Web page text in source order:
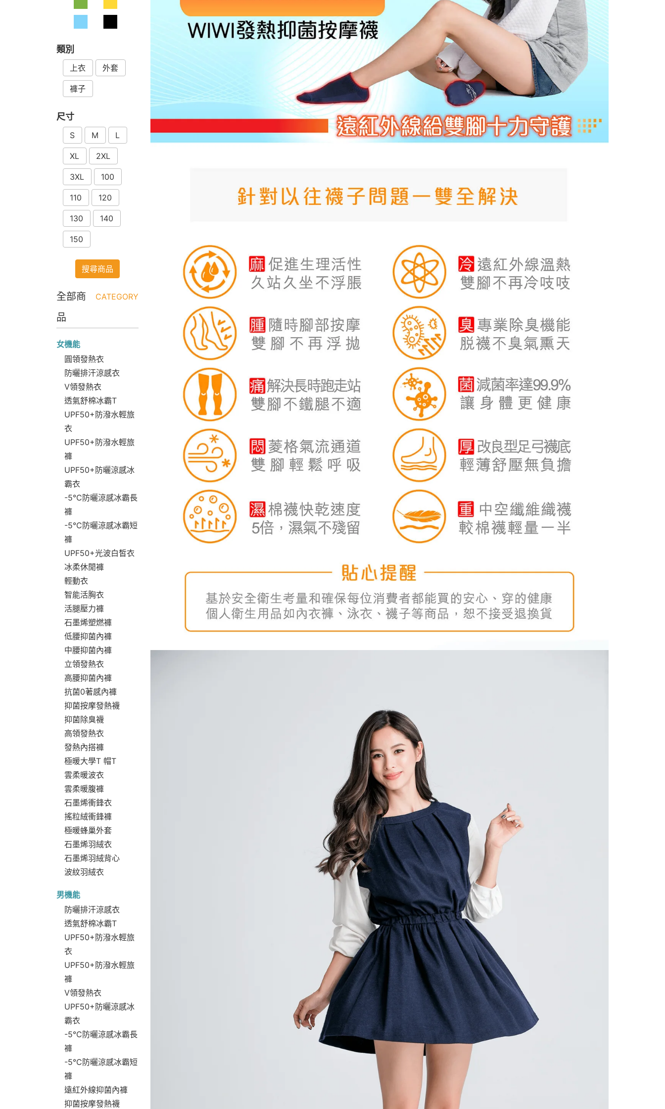
類別
上衣 外套
褲子
尺寸
S M L
XL 2XL
3XL 100
110 120
130 140
150
搜尋商品
全部商
品
CATEGORY
女機能
圓領發熱衣
防曬排汗涼感衣
V領發熱衣
透氣舒棉冰霸T
UPF50+防潑水輕旅
衣
UPF50+防潑水輕旅
褲
UPF50+防曬涼感冰
霸衣
-5°C防曬涼感冰霸長
褲
-5°C防曬涼感冰霸短
褲
UPF50+光波白皙衣
冰柔休閒褲
輕動衣
智能活胸衣
活腿壓力褲
石墨烯塑燃褲
低腰抑菌內褲
中腰抑菌內褲
立領發熱衣
高腰抑菌內褲
抗菌0著感內褲
抑菌按摩發熱襪
抑菌除臭襪
高領發熱衣
發熱內搭褲
極暖大學T 帽T
雲柔暖波衣
雲柔暖腹褲
石墨烯衝鋒衣
搖粒絨衝鋒褲
極暖蜂巢外套
石墨烯羽絨衣
石墨烯羽絨背心
波紋羽絨衣
男機能
防曬排汗涼感衣
透氣舒棉冰霸T
UPF50+防潑水輕旅
衣
UPF50+防潑水輕旅
褲
V領發熱衣
UPF50+防曬涼感冰
霸衣
-5°C防曬涼感冰霸長
褲
-5°C防曬涼感冰霸短
褲
遠紅外線抑菌內褲
抑菌按摩發熱襪